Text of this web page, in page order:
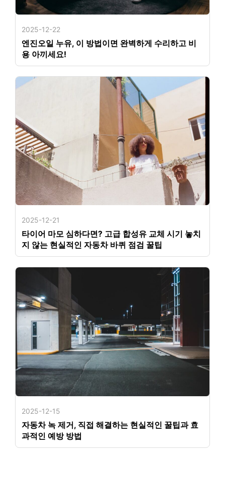
2025-12-22
엔진오일 누유, 이 방법이면 완벽하게 수리하고 비
용 아끼세요!
2025-12-21
타이어 마모 심하다면? 고급 합성유 교체 시기 놓치
지 않는 현실적인 자동차 바퀴 점검 꿀팁
2025-12-15
자동차 녹 제거, 직접 해결하는 현실적인 꿀팁과 효
과적인 예방 방법